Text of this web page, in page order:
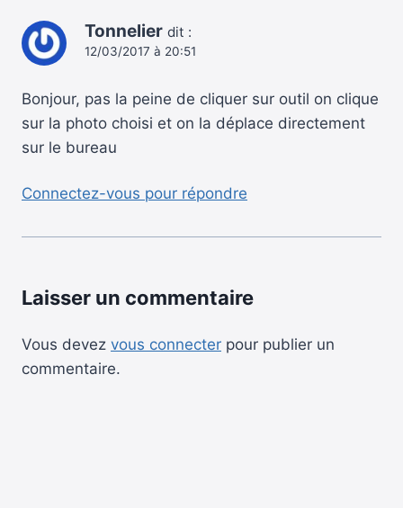
Tonnelier dit :
12/03/2017 à 20:51
Bonjour, pas la peine de cliquer sur outil on clique
sur la photo choisi et on la déplace directement
sur le bureau
Connectez-vous pour répondre
Laisser un commentaire
Vous devez vous connecter pour publier un
commentaire.